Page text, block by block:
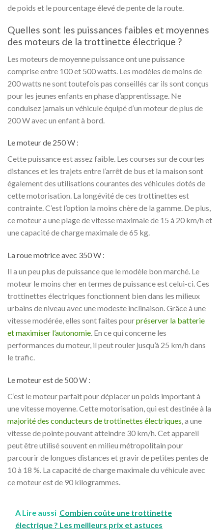
de poids et le pourcentage élevé de pente de la route.
Quelles sont les puissances faibles et moyennes
des moteurs de la trottinette électrique ?
Les moteurs de moyenne puissance ont une puissance
comprise entre 100 et 500 watts. Les modèles de moins de
200 watts ne sont toutefois pas conseillés car ils sont conçus
pour les jeunes enfants en phase d’apprentissage. Ne
conduisez jamais un véhicule équipé d’un moteur de plus de
200 W avec un enfant à bord.
Le moteur de 250 W :
Cette puissance est assez faible. Les courses sur de courtes
distances et les trajets entre l’arrêt de bus et la maison sont
également des utilisations courantes des véhicules dotés de
cette motorisation. La longévité de ces trottinettes est
contrainte. C’est l’option la moins chère de la gamme. De plus,
ce moteur a une plage de vitesse maximale de 15 à 20 km/h et
une capacité de charge maximale de 65 kg.
La roue motrice avec 350 W :
Il a un peu plus de puissance que le modèle bon marché. Le
moteur le moins cher en termes de puissance est celui-ci. Ces
trottinettes électriques fonctionnent bien dans les milieux
urbains de niveau avec une modeste inclinaison. Grâce à une
vitesse modérée, elles sont faites pourpréserver la batterie
et maximiser l’autonomie. En ce qui concerne les
performances du moteur, il peut rouler jusqu’à 25 km/h dans
le trafic.
Le moteur est de 500 W :
C’est le moteur parfait pour déplacer un poids important à
une vitesse moyenne. Cette motorisation, qui est destinée à la
majorité des conducteurs de trottinettes électriques, a une
vitesse de pointe pouvant atteindre 30 km/h. Cet appareil
peut être utilisé souvent en milieu métropolitain pour
parcourir de longues distances et gravir de petites pentes de
10 à 18 %. La capacité de charge maximale du véhicule avec
ce moteur est de 90 kilogrammes.
A Lire aussi Combien coûte une trottinette
électrique ? Les meilleurs prix et astuces